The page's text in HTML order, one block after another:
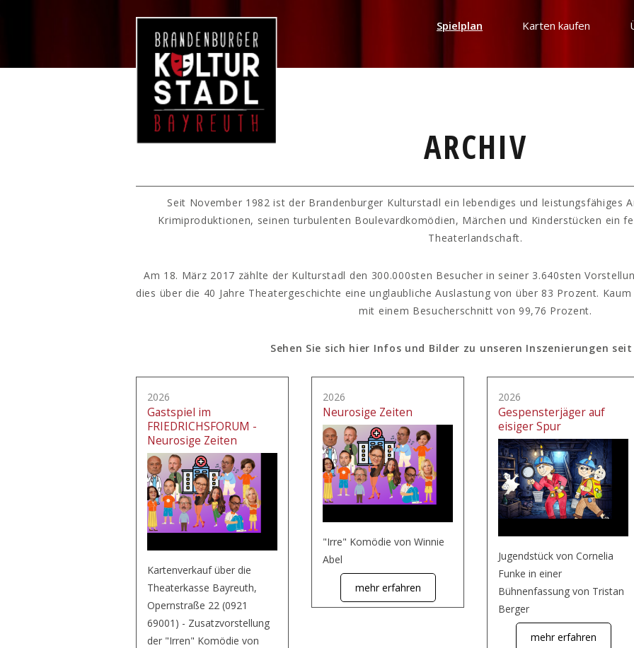
Spielplan Karten kaufen
ARCHIV
Seit November 1982 ist der Brandenburger Kulturstadl ein lebendiges und leistungsfähiges
Krimiproduktionen, seinen turbulenten Boulevardkomödien, Märchen und Kinderstücken ein
Theaterlandschaft.
Am 18. März 2017 zählte der Kulturstadl den 300.000sten Besucher in seiner 3.640sten
dies über die 40 Jahre Theatergeschichte eine unglaubliche Auslastung von über 83 Prozent.
mit einem Besucherschnitt von 99,76 Prozent.
Sehen Sie sich hier Infos und Bilder zu unseren Inszenierungen
2026
Gastspiel im
FRIEDRICHSFORUM -
Neurosige Zeiten
Kartenverkauf über die
Theaterkasse Bayreuth,
Opernstraße 22 (0921
69001) - Zusatzvorstellung
der "Irren" Komödie von
2026
Neurosige Zeiten
"Irre" Komödie von Winnie
Abel
mehr erfahren
2026
Gespensterjäger auf
eisiger Spur
Jugendstück von Cornelia
Funke in einer
Bühnenfassung von Tristan
Berger
mehr erfahren